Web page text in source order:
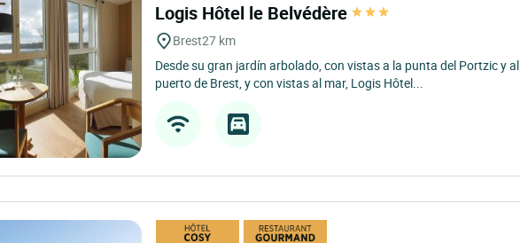
Logis Hôtel le Belvédère
Brest27 km
Desde su gran jardín arbolado, con vistas a la punta del Portzic y al
puerto de Brest, y con vistas al mar, Logis Hôtel...